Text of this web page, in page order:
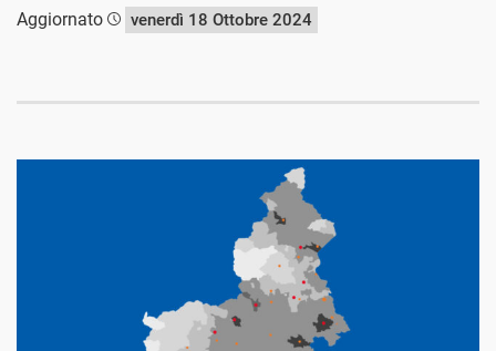
Aggiornato
venerdì 18 Ottobre 2024